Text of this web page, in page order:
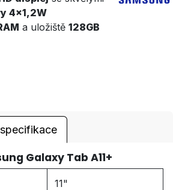
4x1,2W
a uložiště 128GB
Galaxy Tab A11+
11"